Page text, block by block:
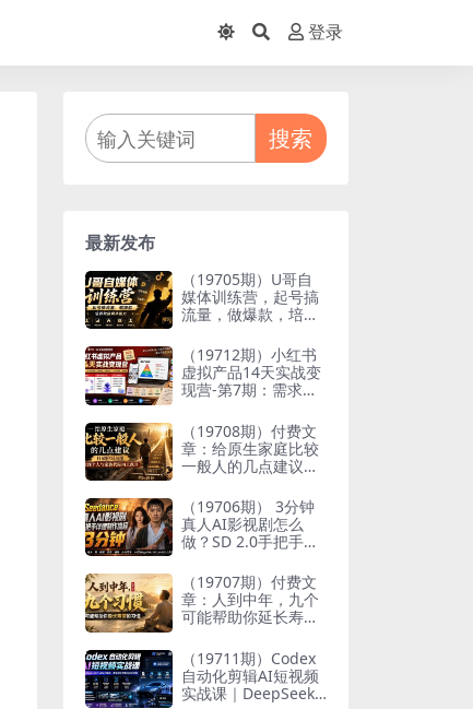
登录
搜索
最新发布
（19705期）U哥自
媒体训练营，起号搞
流量，做爆款，培养
（19712期）小红书
虚拟产品14天实战变
现营-第7期：需求挖
品矩阵×内容笔记×一
人公司进阶×全链路
（19708期）付费文
章：给原生家庭比较
一般人的几点建议，
个人与家族代际向上
跃升
（19706期） 3分钟
真人AI影视剧怎么
做？SD 2.0手把手完
eld 14天SD 2.0/2.5
无限生成
（19707期）付费文
章：人到中年，九个
可能帮助你延长寿命
（19711期）Codex
自动化剪辑AI短视频
实战课｜DeepSeek